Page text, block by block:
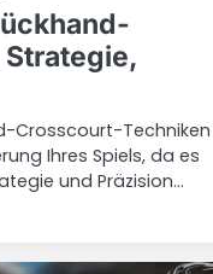
Crosscourt-
Ihres Spiels, da es
und Präzision…